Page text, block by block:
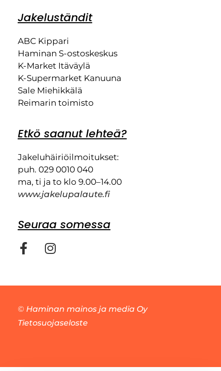
Jakeluständit
ABC Kippari
Haminan S-ostoskeskus
K-Market Itäväylä
K-Supermarket Kanuuna
Sale Miehikkälä
Reimarin toimisto
Etkö saanut lehteä?
Jakeluhäiriöilmoitukset:
puh. 029 0010 040
ma, ti ja to klo 9.00–14.00
www.jakelupalaute.fi
Seuraa somessa
© Haminan mainos ja media Oy
Tietosuojaseloste